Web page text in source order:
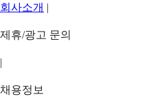
회사소개 |
제휴/광고 문의
|
채용정보